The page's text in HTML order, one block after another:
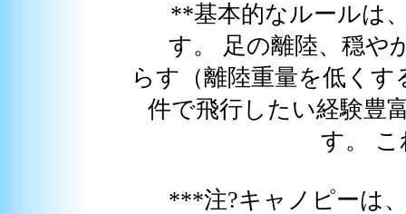
**基本的なルールは
す。 足の離陸、穏や
らす（離陸重量を低く
件で飛行したい経験豊
す。
***注?キャノピーは